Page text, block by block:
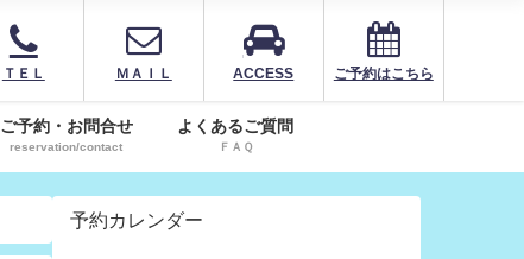
ＴＥＬ ＭＡＩＬ ACCESS ご予約はこちら
ご予約・お問合せ
reservation/contact
よくあるご質問
ＦＡＱ
予約カレンダー